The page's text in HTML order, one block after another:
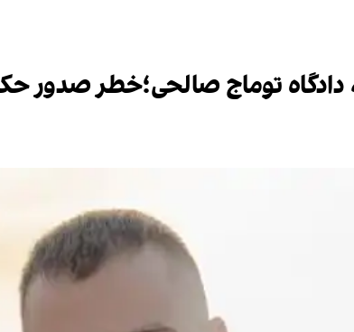
توماج صالحی؛خطر صدور